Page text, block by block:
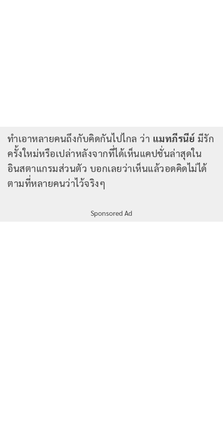
ทำเอาหลายคนถึงกับคิดกันไปไกล ว่า แมทภีรนีย์ มีรัก
ครั้งใหม่หรือเปล่าหลังจากที่ได้เห็นแคปชั่นล่าสุดใน
อินสตาแกรมส่วนตัว บอกเลยว่าเห็นแล้วอดคิดไม่ได้
ตามที่หลายคนว่าไว้จริงๆ
Sponsored Ad